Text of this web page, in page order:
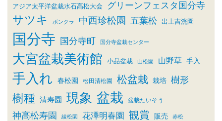
アジア太平洋盆栽水石高松大会 グリーンフェスタ国分寺
サツキ ボンクラ 中西珍松園 五葉松 出上吉洸園
国分寺 国分寺町 国分寺盆栽センター
大宮盆栽美術館 小品盆栽 山松園 山野草 手入
手入れ 春松園 松田清松園 松盆栽 栽培 樹形
樹種 清寿園 現象 盆栽 盆栽たいそう
神高松寿園 綾松園 花澤明春園 観賞 販売 赤松